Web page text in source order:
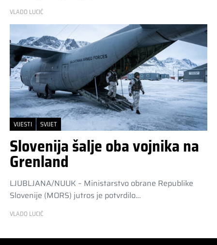
VLADO LUCIĆ
VIJESTI SVIJET
Slovenija šalje oba vojnika na
Grenland
LJUBLJANA/NUUK – Ministarstvo obrane Republike
Slovenije (MORS) jutros je potvrdilo…
VLADO LUCIĆ